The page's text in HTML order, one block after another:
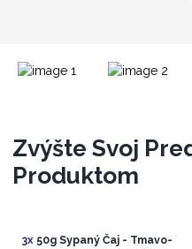
Zvýšte Svoj
Produktom
3x50g Sypaný Čaj - Tmavo-